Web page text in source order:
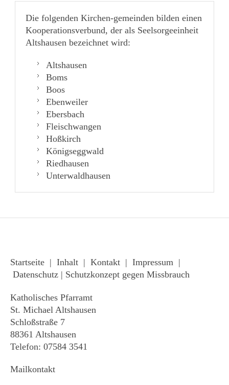
Die folgenden Kirchen-gemeinden bilden einen
Kooperationsverbund, der als Seelsorgeeinheit
Altshausen bezeichnet wird:
Altshausen
Boms
Boos
Ebenweiler
Ebersbach
Fleischwangen
Hoßkirch
Königseggwald
Riedhausen
Unterwaldhausen
Startseite | Inhalt | Kontakt | Impressum |
Datenschutz | Schutzkonzept gegen Missbrauch
Katholisches Pfarramt
St. Michael Altshausen
Schloßstraße 7
88361 Altshausen
Telefon: 07584 3541
Mailkontakt